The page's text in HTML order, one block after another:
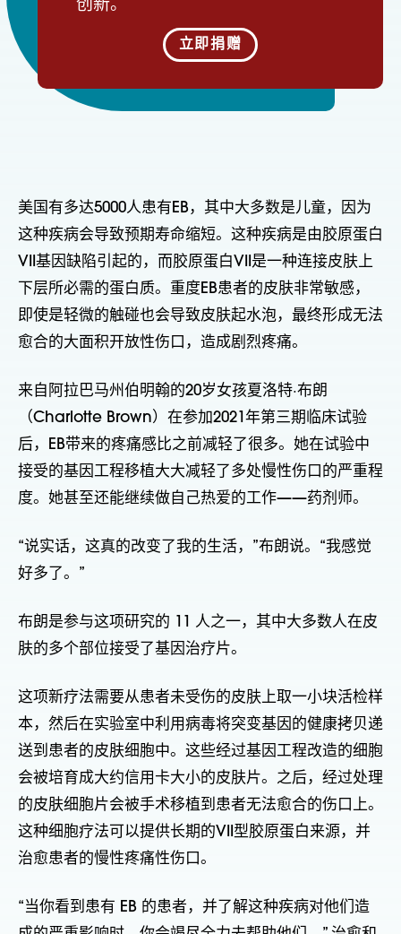
创新。
立即捐赠
美国有多达5000人患有EB，其中大多数是儿童，因为
这种疾病会导致预期寿命缩短。这种疾病是由胶原蛋白
VII基因缺陷引起的，而胶原蛋白VII是一种连接皮肤上
下层所必需的蛋白质。重度EB患者的皮肤非常敏感，
即使是轻微的触碰也会导致皮肤起水泡，最终形成无法
愈合的大面积开放性伤口，造成剧烈疼痛。
来自阿拉巴马州伯明翰的20岁女孩夏洛特·布朗
（Charlotte Brown）在参加2021年第三期临床试验
后，EB带来的疼痛感比之前减轻了很多。她在试验中
接受的基因工程移植大大减轻了多处慢性伤口的严重程
度。她甚至还能继续做自己热爱的工作——药剂师。
“说实话，这真的改变了我的生活，”布朗说。“我感觉
好多了。”
布朗是参与这项研究的 11 人之一，其中大多数人在皮
肤的多个部位接受了基因治疗片。
这项新疗法需要从患者未受伤的皮肤上取一小块活检样
本，然后在实验室中利用病毒将突变基因的健康拷贝递
送到患者的皮肤细胞中。这些经过基因工程改造的细胞
会被培育成大约信用卡大小的皮肤片。之后，经过处理
的皮肤细胞片会被手术移植到患者无法愈合的伤口上。
这种细胞疗法可以提供长期的VII型胶原蛋白来源，并
治愈患者的慢性疼痛性伤口。
“当你看到患有 EB 的患者，并了解这种疾病对他们造